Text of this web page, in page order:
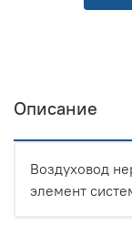
Описание
Воздуховод
элемент